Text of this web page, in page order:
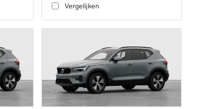
Vergelijken